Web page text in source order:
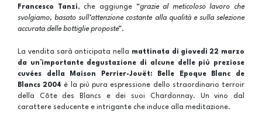
Francesco Tanzi, che aggiunge “grazie al meticoloso lavoro che
svolgiamo, basato sull’attenzione costante alla qualità e sulla selezione
accurata delle bottiglie proposte”.
La vendita sarà anticipata nella mattinata di giovedì 22 marzo
da un’importante degustazione di alcune delle più preziose
cuvées della Maison Perrier-Jouët: Belle Epoque Blanc de
Blancs 2004 è la più pura espressione dello straordinario terroir
della Côte des Blancs e dei suoi Chardonnay. Un vino dal
carattere seducente e intrigante che induce alla meditazione.